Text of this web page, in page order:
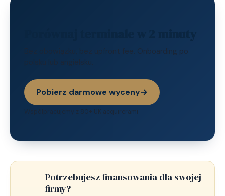
Bez obowiązku, bez upfront fee. Onboarding po
polsku lub angielsku.
Pobierz darmowe wyceny→
Współpracujemy z 80+ UK acquirerami
Potrzebujesz finansowania dla swojej
firmy?